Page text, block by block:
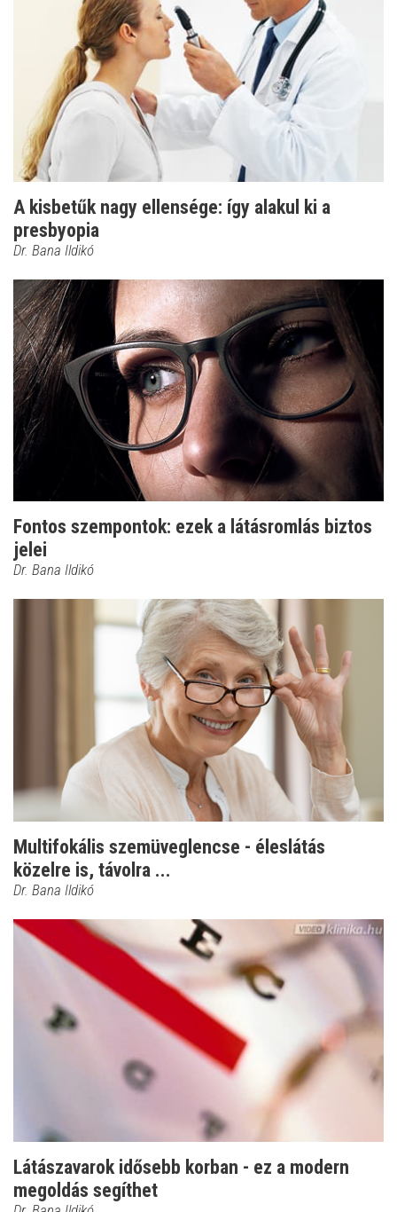
A kisbetűk nagy ellensége: így alakul ki a
presbyopia
Dr. Bana Ildikó
Fontos szempontok: ezek a látásromlás biztos
jelei
Dr. Bana Ildikó
Multifokális szemüveglencse - éleslátás
közelre is, távolra ...
Dr. Bana Ildikó
Látászavarok idősebb korban - ez a modern
megoldás segíthet